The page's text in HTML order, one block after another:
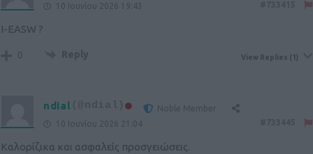
10 Ιουνίου 2026 19:43
I-EASW ?
0 Reply View Replies (1)
ndial (@ndial)
Noble Member
10 Ιουνίου 2026 21:04
Καλορίζικα και ασφαλείς προσγειώσεις.